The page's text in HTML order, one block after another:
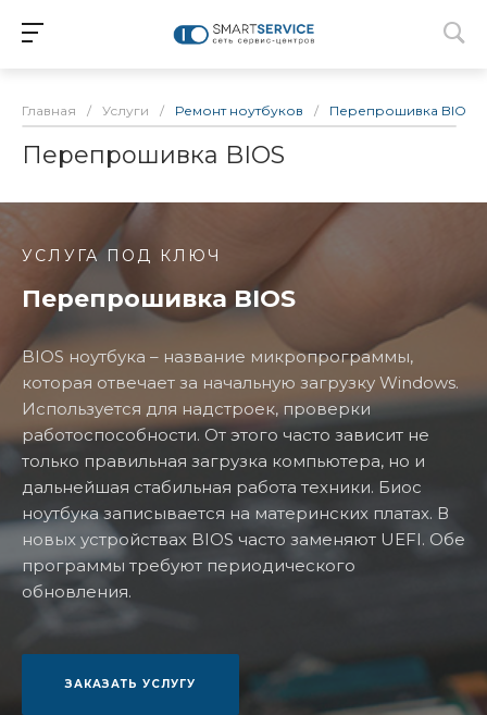
Главная / Услуги / Ремонт ноутбуков / Перепрошивка BIOS
Перепрошивка BIOS
УСЛУГА ПОД КЛЮЧ
Перепрошивка BIOS
BIOS ноутбука – название микропрограммы,
которая отвечает за начальную загрузку Windows.
Используется для надстроек, проверки
работоспособности. От этого часто зависит не
только правильная загрузка компьютера, но и
дальнейшая стабильная работа техники. Биос
ноутбука записывается на материнских платах. В
новых устройствах BIOS часто заменяют UEFI. Обе
программы требуют периодического
обновления.
ЗАКАЗАТЬ УСЛУГУ